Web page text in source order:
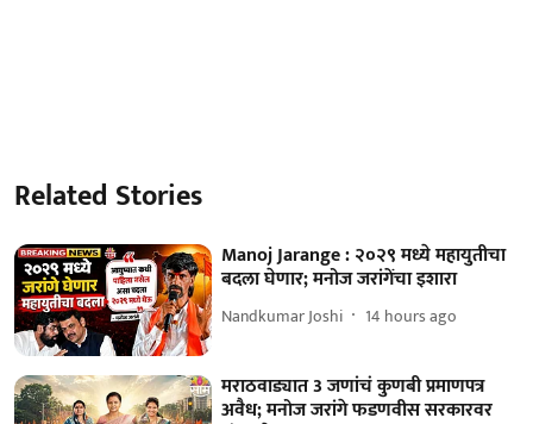
Related Stories
Manoj Jarange : २०२९ मध्ये महायुतीचा
बदला घेणार; मनोज जरांगेंचा इशारा
Nandkumar Joshi 14 hours ago
मराठवाड्यात 3 जणांचं कुणबी प्रमाणपत्र
अवैध; मनोज जरांगे फडणवीस सरकारवर